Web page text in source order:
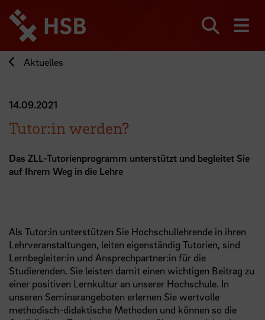
zum
Seiteninhalt
springen
Aktuelles
14.09.2021
Tutor:in werden?
Das ZLL-Tutorienprogramm unterstützt und begleitet Sie
auf Ihrem Weg in die Lehre
Als Tutor:in unterstützen Sie Hochschullehrende in ihren
Lehrveranstaltungen, leiten eigenständig Tutorien, sind
Lernbegleiter:in und Ansprechpartner:in für die
Studierenden. Sie leisten damit einen wichtigen Beitrag zu
einer positiven Lernkultur an unserer Hochschule. In
unseren Seminarangeboten erlernen Sie wertvolle
methodisch-didaktische Methoden und können so die